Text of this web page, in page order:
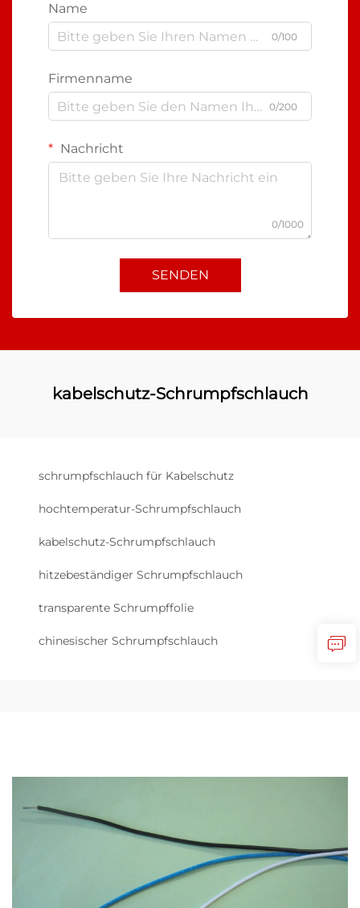
Name
0/100
Firmenname
0/200
Nachricht
0/1000
SENDEN
kabelschutz-Schrumpfschlauch
schrumpfschlauch für Kabelschutz
hochtemperatur-Schrumpfschlauch
kabelschutz-Schrumpfschlauch
hitzebeständiger Schrumpfschlauch
transparente Schrumpffolie
chinesischer Schrumpfschlauch